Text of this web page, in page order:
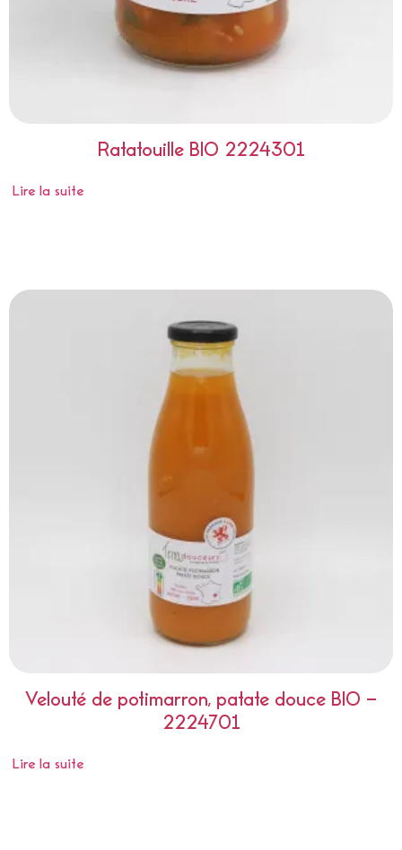
Ratatouille BIO 2224301
Lire la suite
Velouté de potimarron, patate douce BIO –
2224701
Lire la suite